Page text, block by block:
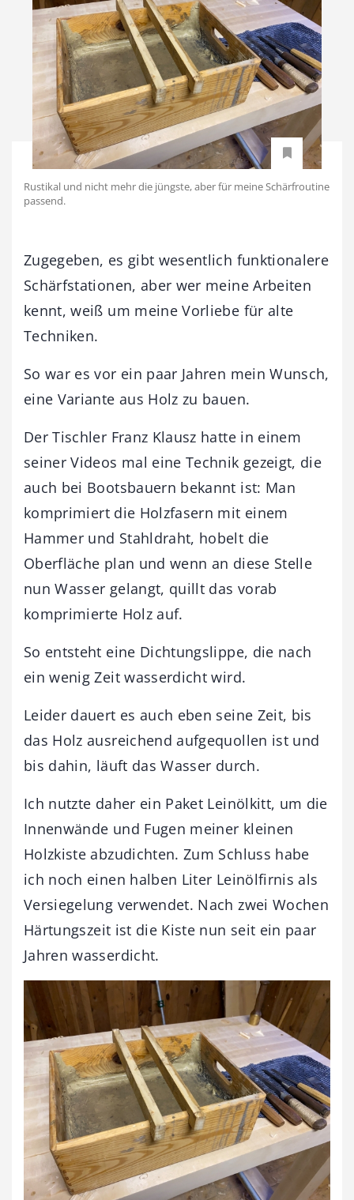
Rustikal und nicht mehr die jüngste, aber für meine Schärfroutine
passend.
Zugegeben, es gibt wesentlich funktionalere
Schärfstationen, aber wer meine Arbeiten
kennt, weiß um meine Vorliebe für alte
Techniken.
So war es vor ein paar Jahren mein Wunsch,
eine Variante aus Holz zu bauen.
Der Tischler Franz Klausz hatte in einem
seiner Videos mal eine Technik gezeigt, die
auch bei Bootsbauern bekannt ist: Man
komprimiert die Holzfasern mit einem
Hammer und Stahldraht, hobelt die
Oberfläche plan und wenn an diese Stelle
nun Wasser gelangt, quillt das vorab
komprimierte Holz auf.
So entsteht eine Dichtungslippe, die nach
ein wenig Zeit wasserdicht wird.
Leider dauert es auch eben seine Zeit, bis
das Holz ausreichend aufgequollen ist und
bis dahin, läuft das Wasser durch.
Ich nutzte daher ein Paket Leinölkitt, um die
Innenwände und Fugen meiner kleinen
Holzkiste abzudichten. Zum Schluss habe
ich noch einen halben Liter Leinölfirnis als
Versiegelung verwendet. Nach zwei Wochen
Härtungszeit ist die Kiste nun seit ein paar
Jahren wasserdicht.